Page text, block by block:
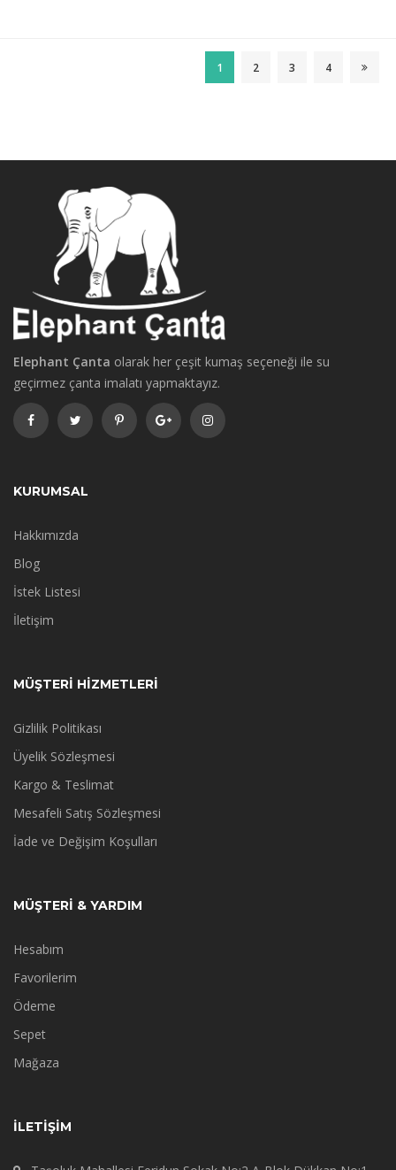
1 2 3 4
Elephant Çanta olarak her çeşit kumaş seçeneği ile su
geçirmez çanta imalatı yapmaktayız.
KURUMSAL
Hakkımızda
Blog
İstek Listesi
İletişim
MÜŞTERİ HİZMETLERİ
Gizlilik Politikası
Üyelik Sözleşmesi
Kargo & Teslimat
Mesafeli Satış Sözleşmesi
İade ve Değişim Koşulları
MÜŞTERİ & YARDIM
Hesabım
Favorilerim
Ödeme
Sepet
Mağaza
İLETIŞIM